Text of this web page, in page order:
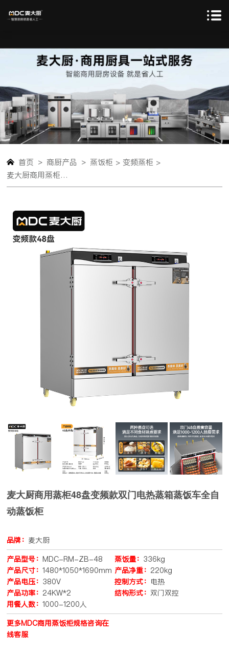
首页 > 商厨产品 > 蒸饭柜 > 变频蒸柜 >
麦大厨商用蒸柜48盘变频款双门电热蒸箱蒸饭车全自动蒸饭柜
麦大厨商用蒸柜48盘变频款双门电热蒸箱蒸饭车全自
动蒸饭柜
品牌： 麦大厨
产品型号：MDC-RM-ZB-48
产品尺寸：1480*1050*1690mm
产品电压： 380V
产品功率： 24KW*2
用餐人数：1000-1200人
蒸饭量： 336kg
产品净重： 220kg
控制方式： 电热
结构形式： 双门双控
更多MDC商用蒸饭柜规格咨询在
线客服